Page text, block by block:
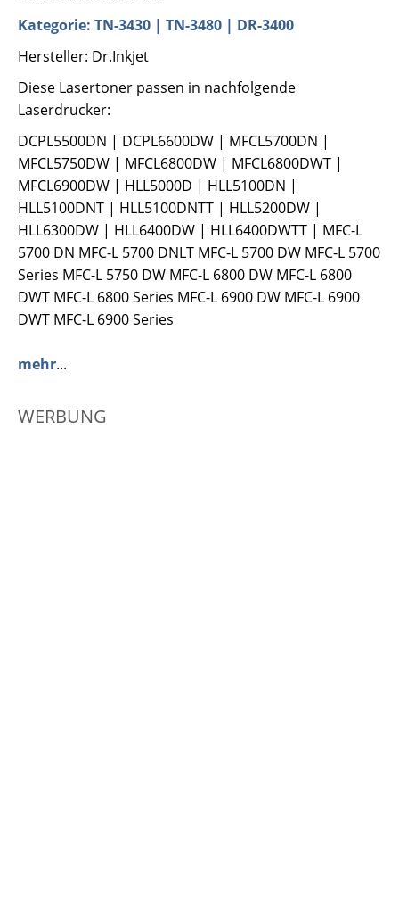
Kategorie: TN-3430 | TN-3480 | DR-3400
Hersteller: Dr.Inkjet
Diese Lasertoner passen in nachfolgende
Laserdrucker:
DCPL5500DN | DCPL6600DW | MFCL5700DN |
MFCL5750DW | MFCL6800DW | MFCL6800DWT |
MFCL6900DW | HLL5000D | HLL5100DN |
HLL5100DNT | HLL5100DNTT | HLL5200DW |
HLL6300DW | HLL6400DW | HLL6400DWTT | MFC-L
5700 DN MFC-L 5700 DNLT MFC-L 5700 DW MFC-L 5700
Series MFC-L 5750 DW MFC-L 6800 DW MFC-L 6800
DWT MFC-L 6800 Series MFC-L 6900 DW MFC-L 6900
DWT MFC-L 6900 Series
mehr...
WERBUNG